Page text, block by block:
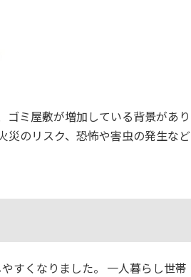
ミ屋敷が増加している背景があり
災のリスク、恐怖や害虫の発生など
すくなりました。 一人暮らし世帯